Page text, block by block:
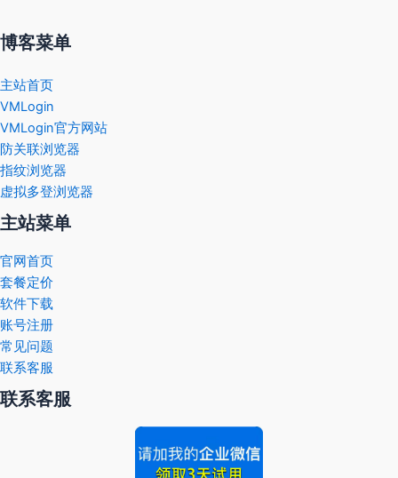
博客菜单
主站首页
VMLogin
VMLogin官方网站
防关联浏览器
指纹浏览器
虚拟多登浏览器
主站菜单
官网首页
套餐定价
软件下载
账号注册
常见问题
联系客服
联系客服